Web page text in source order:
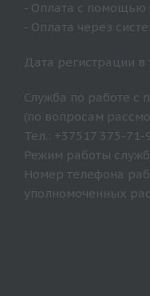
- Оплата с помощью
- Оплата через
Дата регистрации в
Служба по работе с
(по вопросам
Тел.: +37517 375-71-
Режим работы
Номер телефона
уполномоченных